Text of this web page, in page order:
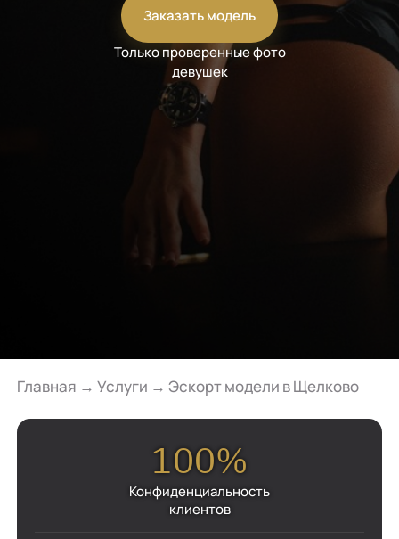
Заказать модель
Только проверенные фото
девушек
Главная → Услуги → Эскорт модели в Щелково
100%
Конфиденциальность
клиентов